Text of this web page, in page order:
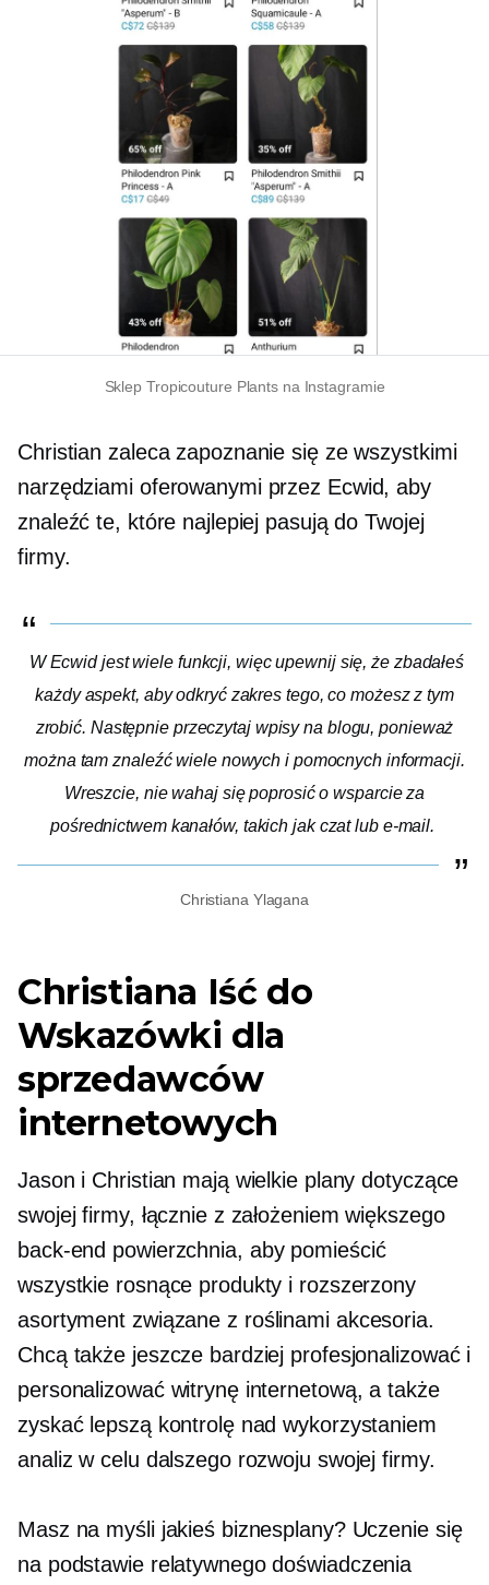
Sklep Tropicouture Plants na Instagramie
Christian zaleca zapoznanie się ze wszystkimi
narzędziami oferowanymi przez Ecwid, aby
znaleźć te, które najlepiej pasują do Twojej
firmy.
W Ecwid jest wiele funkcji, więc upewnij się, że zbadałeś
każdy aspekt, aby odkryć zakres tego, co możesz z tym
zrobić. Następnie przeczytaj wpisy na blogu, ponieważ
można tam znaleźć wiele nowych i pomocnych informacji.
Wreszcie, nie wahaj się poprosić o wsparcie za
pośrednictwem kanałów, takich jak czat lub e-mail.
Christiana Ylagana
Christiana Iść do
Wskazówki dla
sprzedawców
internetowych
Jason i Christian mają wielkie plany dotyczące
swojej firmy, łącznie z założeniem większego
back-end powierzchnia, aby pomieścić
wszystkie rosnące produkty i rozszerzony
asortyment związane z roślinamiakcesoria.
Chcą także jeszcze bardziej profesjonalizować i
personalizować witrynę internetową, a także
zyskać lepszą kontrolę nad wykorzystaniem
analiz w celu dalszego rozwoju swojej firmy.
Masz na myśli jakieś biznesplany? Uczenie się
na podstawie relatywnego doświadczenia